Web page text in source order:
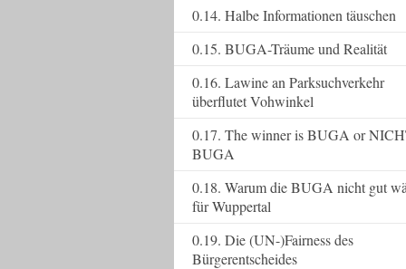
0.14. Halbe Informationen täuschen
0.15. BUGA-Träume und Realität
0.16. Lawine an Parksuchverkehr
überflutet Vohwinkel
0.17. The winner is BUGA or
BUGA
0.18. Warum die BUGA nicht gut
für Wuppertal
0.19. Die (UN-)Fairness des
Bürgerentscheides